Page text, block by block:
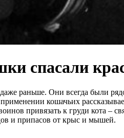
спасали
раньше. Они всегда были
кошачьих
привязать к груди кота
и припасов от крыс и мышей.